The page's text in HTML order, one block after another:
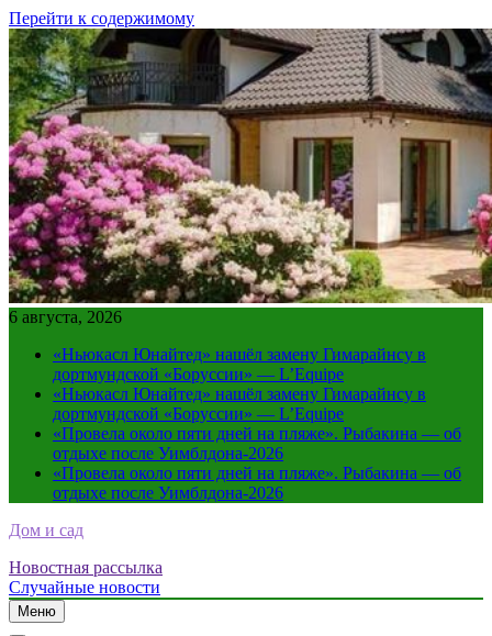
Перейти к содержимому
6 августа, 2026
«Ньюкасл Юнайтед» нашёл замену Гимарайнсу в
дортмундской «Боруссии» — L’Equipe
«Ньюкасл Юнайтед» нашёл замену Гимарайнсу в
дортмундской «Боруссии» — L’Equipe
«Провела около пяти дней на пляже». Рыбакина — об
отдыхе после Уимблдона-2026
«Провела около пяти дней на пляже». Рыбакина — об
отдыхе после Уимблдона-2026
Дом и сад
Новостная рассылка
Случайные новости
Меню